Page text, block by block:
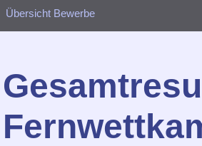
Übersicht Bewerbe